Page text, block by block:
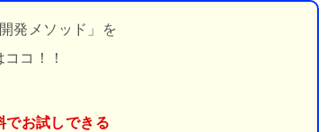
発メソッド」を
コ！！
でお試しできる